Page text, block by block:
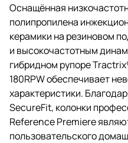
Оснащённая
полипропилена
керамики на резиновом
и высокочастотным
гибридном рупоре
180RPW обеспечивает
характеристики.
SecureFit, колонки
Reference Premiere
пользовательского